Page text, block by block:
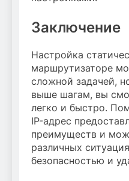
Заключение
Настройка
маршрутизаторе
сложной задачей,
выше шагам, вы
легко и быстро.
IP-адрес
преимуществ и
различных
безопасностью и